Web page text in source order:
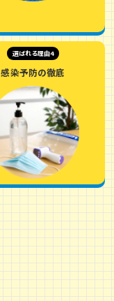
選ばれる理由4
感染予防の徹底